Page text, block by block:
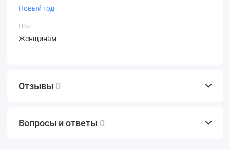
Новый год
Пол
Женщинам
Отзывы 0
Вопросы и ответы 0